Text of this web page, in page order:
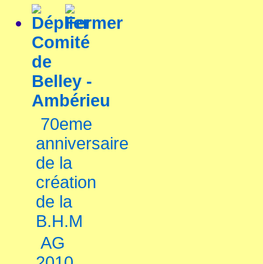
Comité
de
Belley -
Ambérieu
70eme
anniversaire
de la
création
de la
B.H.M
AG